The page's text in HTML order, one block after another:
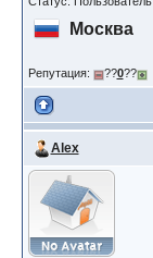
Москва
Репутация: ??0??
Alex